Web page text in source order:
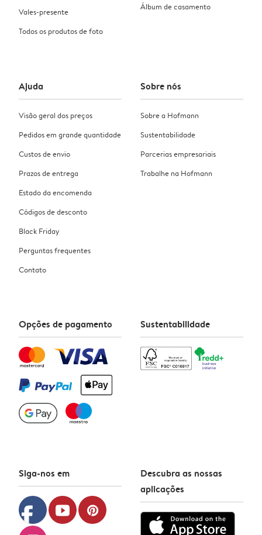
Vales-presente
Todos os produtos de foto
Álbum de casamento
Ajuda
Visão geral dos preços
Pedidos em grande quantidade
Custos de envio
Prazos de entrega
Estado da encomenda
Códigos de desconto
Black Friday
Perguntas frequentes
Contato
Sobre nós
Sobre a Hofmann
Sustentabilidade
Parcerias empresariais
Trabalhe na Hofmann
Opções de pagamento Sustentabilidade
Siga-nos em
facebook youtube pinterest
Descubra as nossas
aplicações